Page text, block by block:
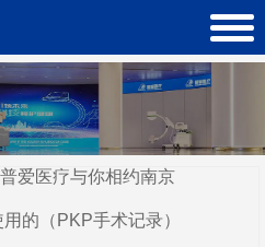
爱医疗与你相约南京
的（PKP手术记录）